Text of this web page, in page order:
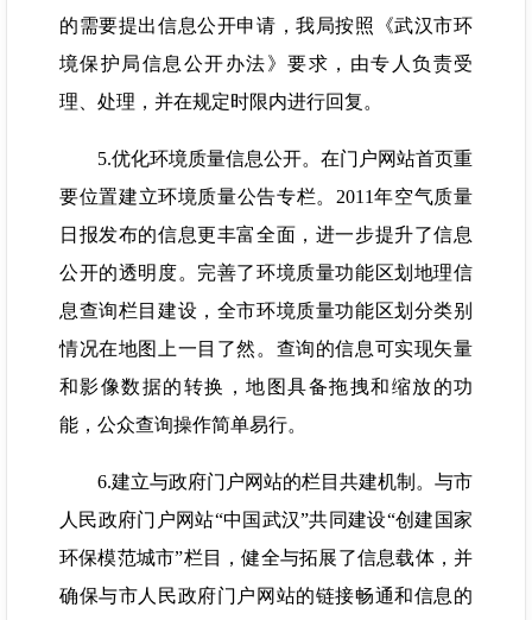
的需要提出信息公开申请，我局按照《武汉市环
境保护局信息公开办法》要求，由专人负责受
理、处理，并在规定时限内进行回复。
5.优化环境质量信息公开。在门户网站首页重
要位置建立环境质量公告专栏。2011年空气质量
日报发布的信息更丰富全面，进一步提升了信息
公开的透明度。完善了环境质量功能区划地理信
息查询栏目建设，全市环境质量功能区划分类别
情况在地图上一目了然。查询的信息可实现矢量
和影像数据的转换，地图具备拖拽和缩放的功
能，公众查询操作简单易行。
6.建立与政府门户网站的栏目共建机制。与市
人民政府门户网站“中国武汉”共同建设“创建国家
环保模范城市”栏目，健全与拓展了信息载体，并
确保与市人民政府门户网站的链接畅通和信息的